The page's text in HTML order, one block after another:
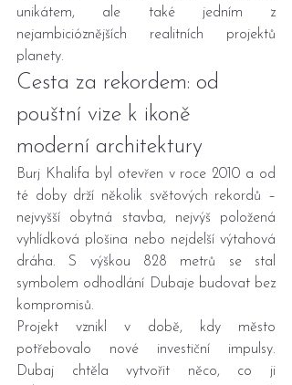
unikátem, ale také jedním z
nejambicióznějších realitních projektů
planety.
Cesta za rekordem: od
pouštní vize k ikoně
moderní architektury
Burj Khalifa byl otevřen v roce 2010 a od
té doby drží několik světových rekordů –
nejvyšší obytná stavba, nejvýš položená
vyhlídková plošina nebo nejdelší výtahová
dráha. S výškou 828 metrů se stal
symbolem odhodlání Dubaje budovat bez
kompromisů.
Projekt vznikl v době, kdy město
potřebovalo nové investiční impulsy.
Dubaj chtěla vytvořit něco, co ji